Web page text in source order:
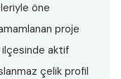
öne
proje
aktif
çelik profil